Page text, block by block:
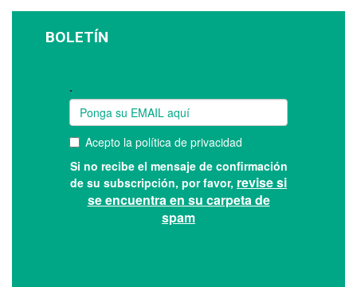
BOLETÍN